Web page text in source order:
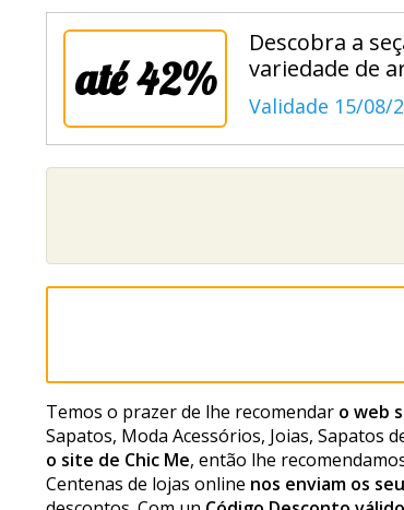
até 42%
Descobra a
variedade de
Validade 15/08/
Temos o prazer de lhe recomendar o web
Sapatos, Moda Acessórios, Joias, Sapatos
o site de Chic Me, então lhe
Centenas de lojas online nos enviam os